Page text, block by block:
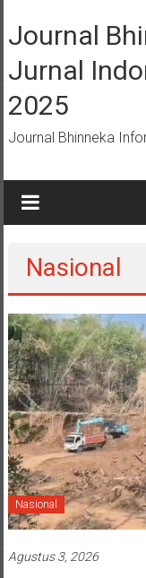
konten
Journal
Jurnal
2025
Journal Bhinneka
Nasional
Nasional
Agustus 3, 2026